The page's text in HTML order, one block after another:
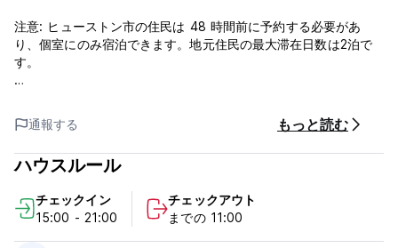
注意: ヒューストン市の住民は 48 時間前に予約する必要があ
り、個室にのみ宿泊できます。地元住民の最大滞在日数は2泊で
す。
ホステルワールドの手数料です (ホステルには支払われません)。
ワンダーステイ ヒューストン ホステルでは、宿泊料金全額を請
求する返金不可の料金を予約した場合を除き、ご予約時に 1 泊分
の宿泊料金と同等の料金を請求させていただきます。
1. 体調が優れない場合は、チェックインをご遠慮ください。
2. ゲート付き駐車場をご希望の場合は、チェックインの 24 時間
前までにお知らせください。
通報する もっと読む
ハウスルール
チェックイン
15:00 - 21:00
チェックアウト
までの 11:00